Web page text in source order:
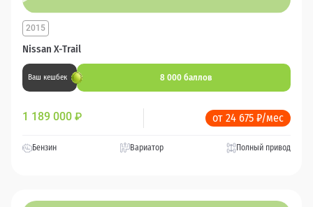
Nissan X-Trail
2015
Ваш кешбек 8 000 баллов
1 189 000 ₽ от 24 675 ₽/мес
Бензин Вариатор Полный привод